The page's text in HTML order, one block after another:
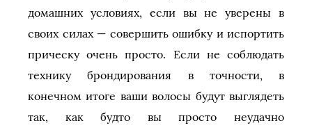
домашних условиях, если вы не уверены в
своих силах — совершить ошибку и испортить
прическу очень просто. Если не соблюдать
технику брондирования в точности, в
конечном итоге ваши волосы будут выглядеть
так, как будто вы просто неудачно